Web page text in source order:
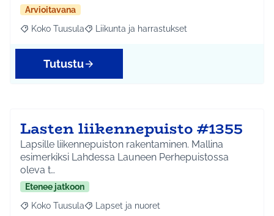
Arvioitavana
Rajaa tulokset aihepiirin mukaan: Koko Tuusula
Koko Tuusula Rajaa tulokset teeman mukaan: Liikunta ja
Liikunta ja harrastukset
Tutustu
Lasten liikennepuisto #1355
Lapsille liikennepuiston rakentaminen. Mallina
esimerkiksi Lahdessa Launeen Perhepuistossa
oleva t…
Etenee jatkoon
Rajaa tulokset aihepiirin mukaan: Koko Tuusula
Koko Tuusula Rajaa tulokset teeman mukaan: Lapset ja
Lapset ja nuoret